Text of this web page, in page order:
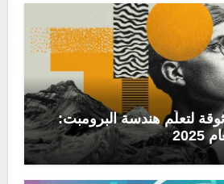
لتعلّم هندسة البرومبت: